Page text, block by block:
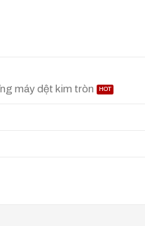
máy dệt kim tròn